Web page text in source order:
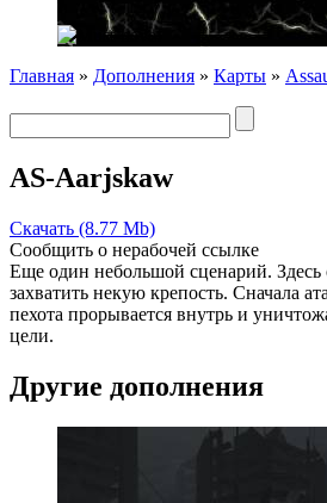
Главная » Дополнения » Карты »
AS-Aarjskaw
Скачать (8.77 Mb)
Сообщить о нерабочей ссылке
Еще один небольшой сценарий.
захватить некую крепость. Сначала
пехота прорывается внутрь и
цели.
Другие дополнения